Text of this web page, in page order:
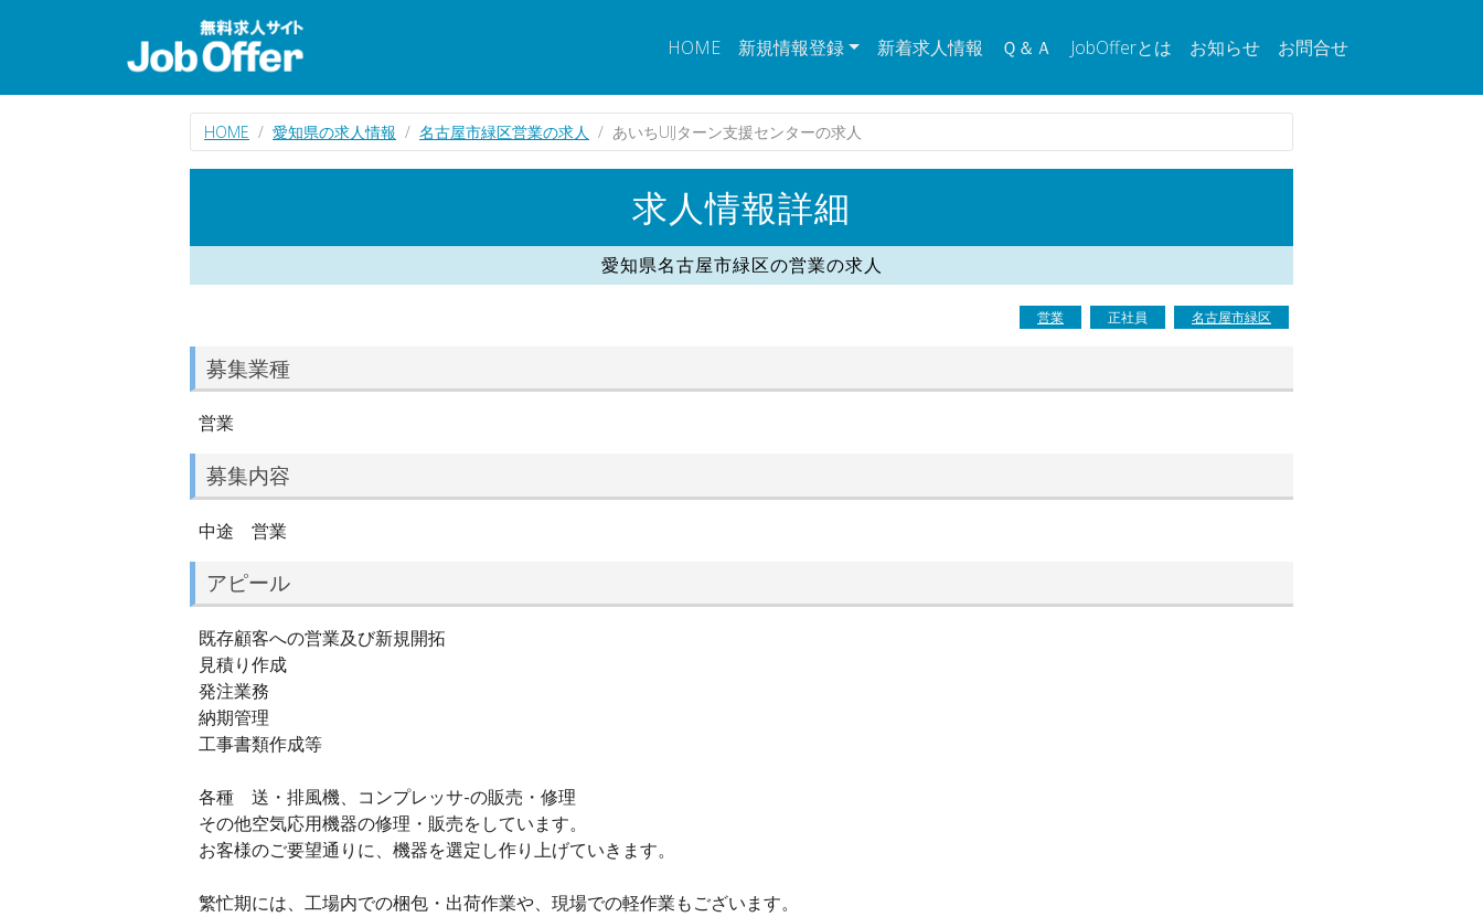
HOME 新規情報登録 新着求人情報 Ｑ＆Ａ JobOfferとは お知らせ お問合せ
HOME 愛知県の求人情報 名古屋市緑区営業の求人 あいちUIJターン支援センターの求人
求人情報詳細
愛知県名古屋市緑区の営業の求人
営業 正社員 名古屋市緑区
募集業種
営業
募集内容
中途 営業
アピール
既存顧客への営業及び新規開拓
見積り作成
発注業務
納期管理
工事書類作成等
各種 送・排風機、コンプレッサ-の販売・修理
その他空気応用機器の修理・販売をしています。
お客様のご要望通りに、機器を選定し作り上げていきます。
繁忙期には、工場内での梱包・出荷作業や、現場での軽作業もございます。